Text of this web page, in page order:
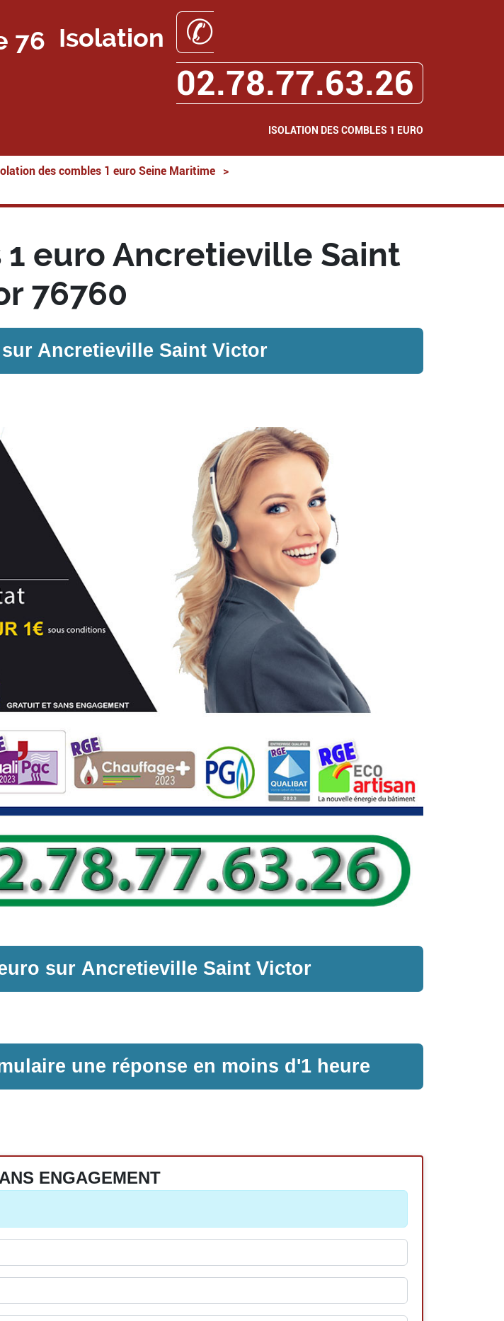
Isolation
✆
02.78.77.63.26
ISOLATION DES COMBLES 1 EURO
des combles 1 euro Seine Maritime
>
euro Ancretieville Saint
76760
Ancretieville Saint Victor
sur Ancretieville Saint Victor
une réponse en moins d'1 heure
ENGAGEMENT